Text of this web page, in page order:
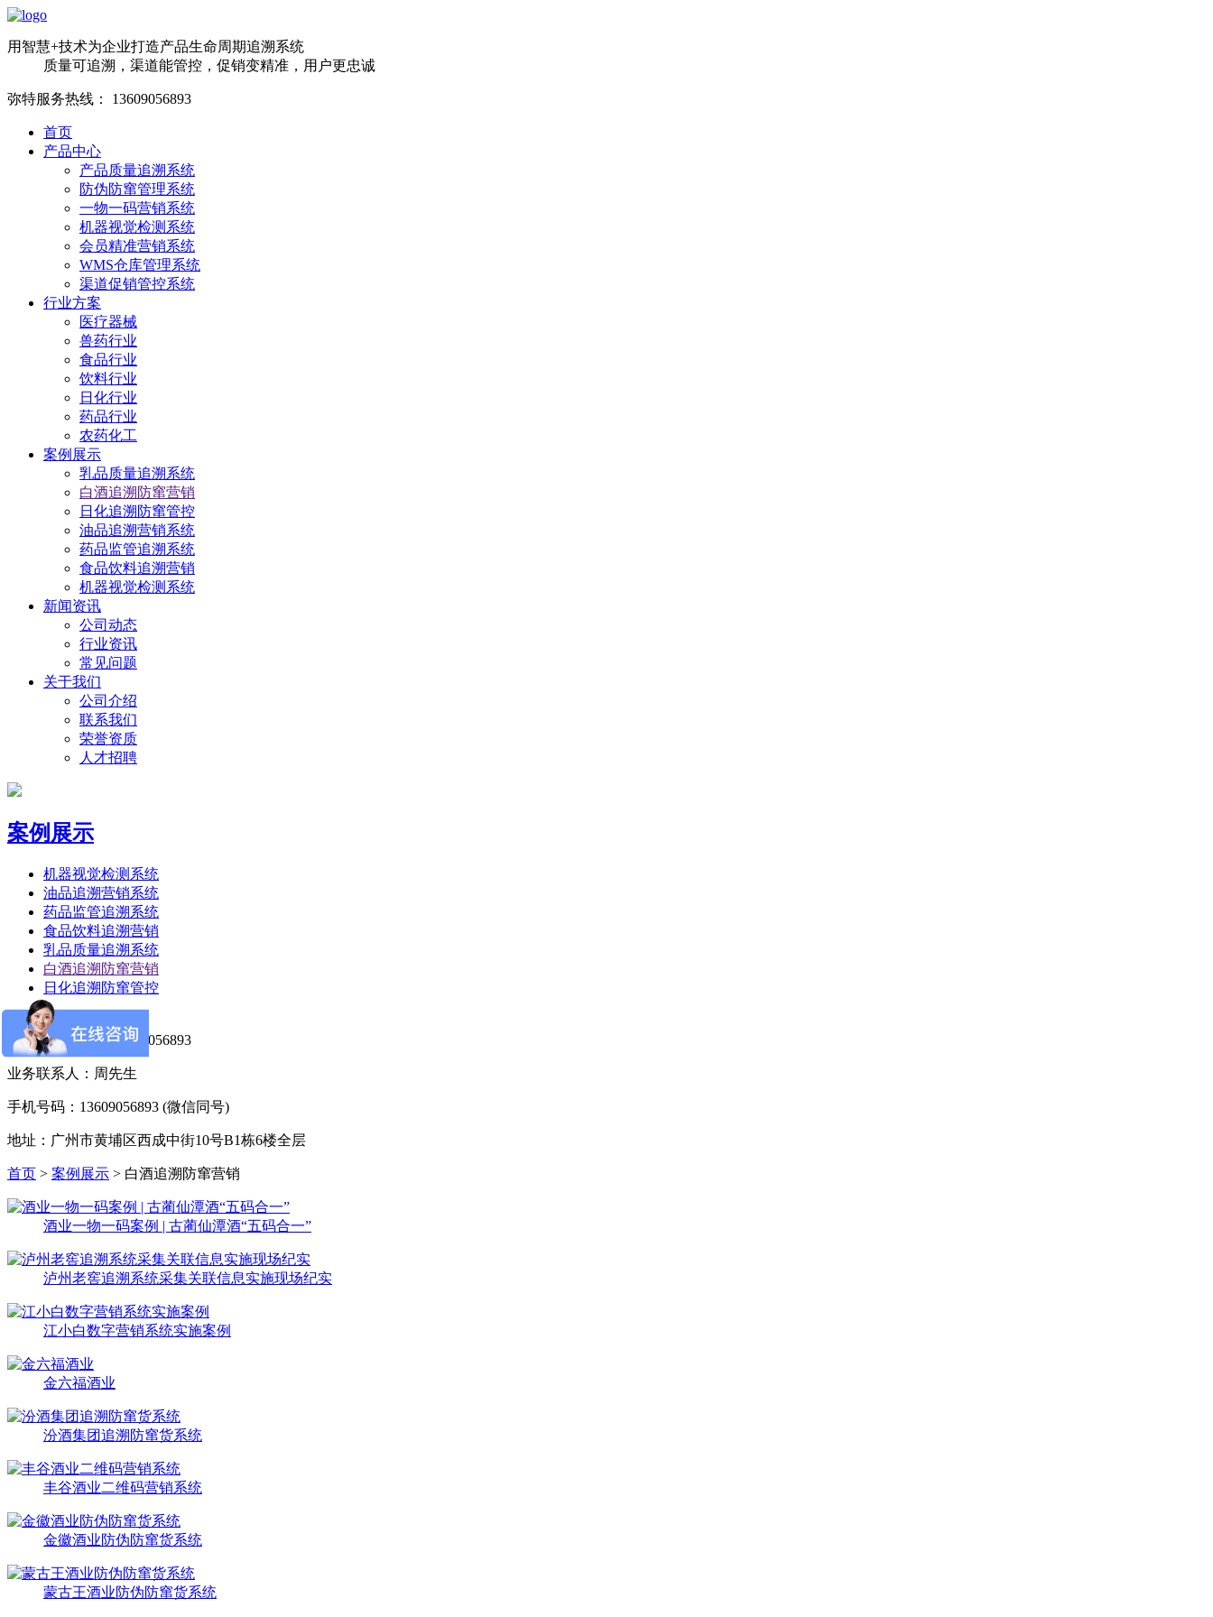
用智慧+技术为企业打造产品生命周期追溯系统
质量可追溯，渠道能管控，促销变精准，用户更忠诚
弥特服务热线： 13609056893
首页
产品中心
产品质量追溯系统
防伪防窜管理系统
一物一码营销系统
机器视觉检测系统
会员精准营销系统
WMS仓库管理系统
渠道促销管控系统
行业方案
医疗器械
兽药行业
食品行业
饮料行业
日化行业
药品行业
农药化工
案例展示
乳品质量追溯系统
白酒追溯防窜营销
日化追溯防窜管控
油品追溯营销系统
药品监管追溯系统
食品饮料追溯营销
机器视觉检测系统
新闻资讯
公司动态
行业资讯
常见问题
关于我们
公司介绍
联系我们
荣誉资质
人才招聘
案例展示
机器视觉检测系统
油品追溯营销系统
药品监管追溯系统
食品饮料追溯营销
乳品质量追溯系统
白酒追溯防窜营销
日化追溯防窜管控
联系弥特科技
全国服务热线：13609056893
业务联系人：周先生
手机号码：13609056893 (微信同号)
地址：广州市黄埔区西成中街10号B1栋6楼全层
首页 > 案例展示 > 白酒追溯防窜营销
酒业一物一码案例 | 古蔺仙潭酒“五码合一”
泸州老窖追溯系统采集关联信息实施现场纪实
江小白数字营销系统实施案例
金六福酒业
汾酒集团追溯防窜货系统
丰谷酒业二维码营销系统
金徽酒业防伪防窜货系统
蒙古王酒业防伪防窜货系统